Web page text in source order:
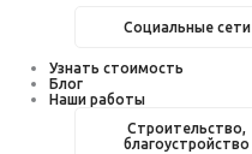
Социальные сети
Узнать стоимость
Блог
Наши работы
Строительство,
благоустройство